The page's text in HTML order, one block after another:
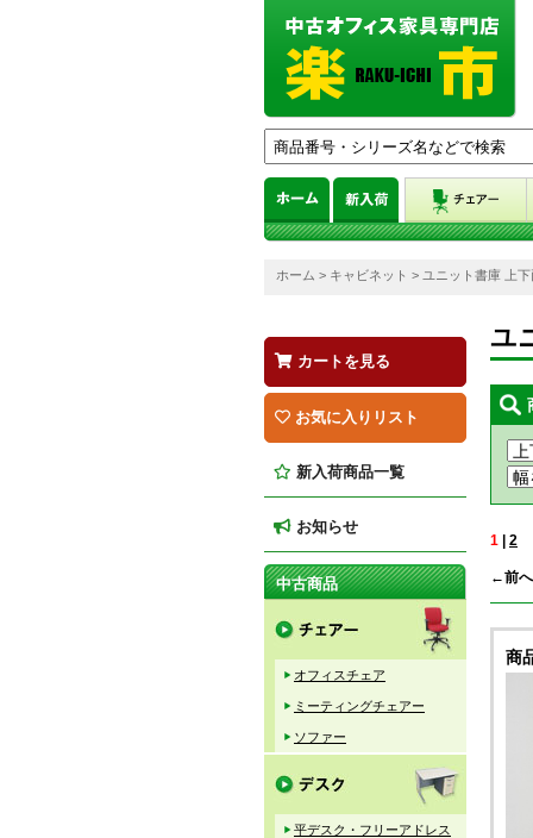
ホーム > キャビネット > ユニット書庫 上
ユ
1 2
←前
商
カートを見る
お気に入りリスト
新入荷商品一覧
お知らせ
中古商品
オフィスチェア
ミーティングチェアー
ソファー
平デスク・フリーアドレス